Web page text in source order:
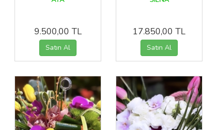
9.500,00 TL 17.850,00 TL